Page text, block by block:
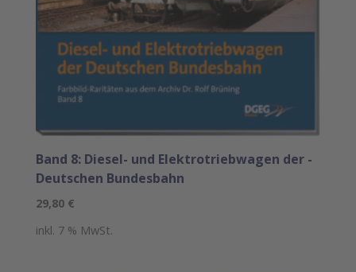
Band 8: Diesel- und Elektro­triebwagen der ­
Deutschen Bundesbahn
29,80 €
inkl. 7 % MwSt.